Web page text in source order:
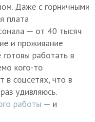
Даже с горничными
плата
— от 40 тысяч
и проживание
работать в
кого-то
в соцсетях, что в
удивляюсь.
работы — и